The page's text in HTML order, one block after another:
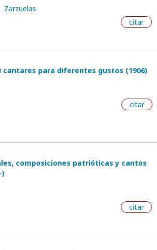
Zarzuelas
citar
para diferentes gustos (1906)
citar
composiciones patrióticas y cantos
)
citar